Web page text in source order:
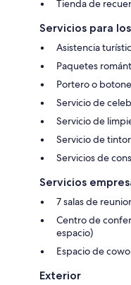
Tienda de
Servicios para
Asistencia
Paquetes
Portero o
Servicio de
Servicio de
Servicio de
Servicios de
Servicios
7 salas de
Centro de
espacio)
Espacio de
Exterior